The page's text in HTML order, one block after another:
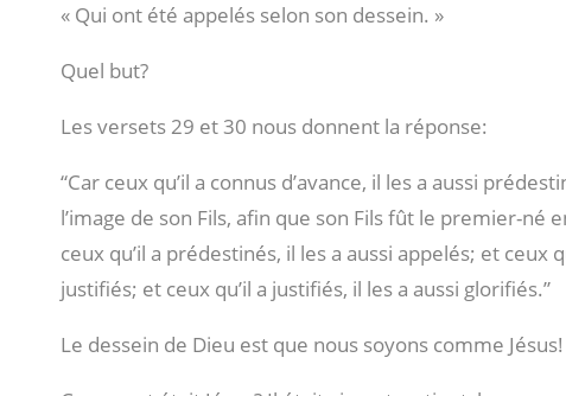
« Qui ont été appelés selon son dessein. »
Quel but?
Les versets 29 et 30 nous donnent la réponse:
“Car ceux qu’il a connus d’avance, il les a aussi
l’image de son Fils, afin que son Fils fût le premier-né
ceux qu’il a prédestinés, il les a aussi appelés; et ceux
justifiés; et ceux qu’il a justifiés, il les a aussi glorifiés.”
Le dessein de Dieu est que nous soyons comme Jésus!